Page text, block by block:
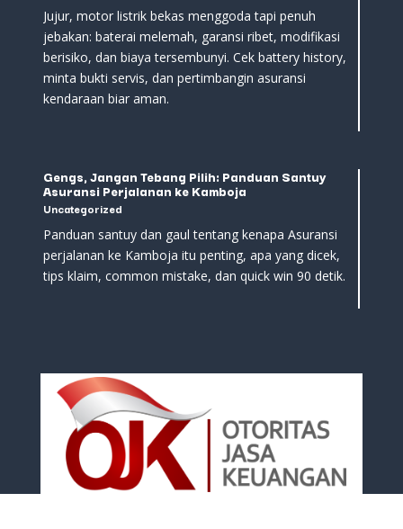
Jujur, motor listrik bekas menggoda tapi penuh
jebakan: baterai melemah, garansi ribet, modifikasi
berisiko, dan biaya tersembunyi. Cek battery history,
minta bukti servis, dan pertimbangin asuransi
kendaraan biar aman.
Gengs, Jangan Tebang Pilih: Panduan Santuy
Asuransi Perjalanan ke Kamboja
Uncategorized
Panduan santuy dan gaul tentang kenapa Asuransi
perjalanan ke Kamboja itu penting, apa yang dicek,
tips klaim, common mistake, dan quick win 90 detik.